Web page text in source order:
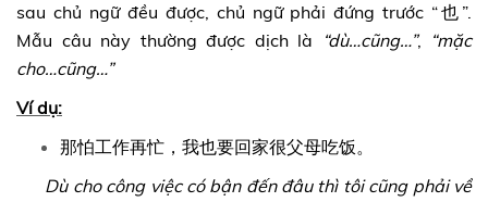
sau chủ ngữ đều được, chủ ngữ phải đứng trước “也”.
Mẫu câu này thường được dịch là
“dù…cũng…”, “mặc
cho…cũng…”
Ví dụ:
那怕工作再忙，我也要回家很父母吃饭。
Dù cho công việc có bận đến đâu thì tôi cũng phải về